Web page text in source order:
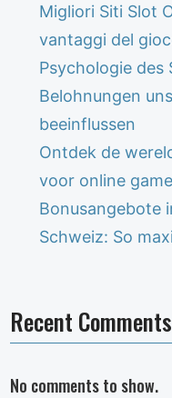
Migliori Siti Slot
vantaggi del
Psychologie des
Belohnungen
beeinflussen
Ontdek de
voor online
Bonusangebote
Schweiz: So
Recent Comments
No comments to show.